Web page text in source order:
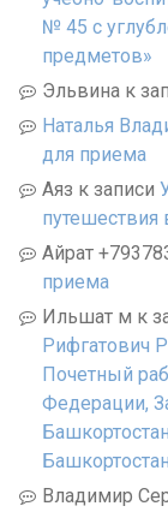
№ 45 с
предметов»
Эльвина к
Наталья
для приема
Аяз к записи
Айрат
приема
Ильшат м к
Рифгатович
Почетный
Федерации,
Башкортостан
Владимир